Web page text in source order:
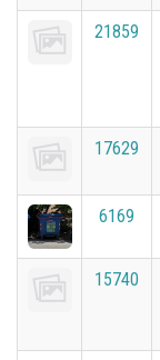
21859
17629
6169
15740